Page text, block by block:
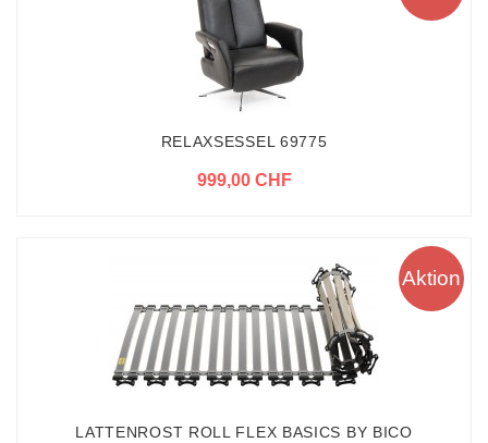
RELAXSESSEL 69775
999,00 CHF
Aktion
LATTENROST ROLL FLEX BASICS BY BICO